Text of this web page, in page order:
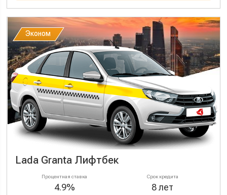
Эконом
Эконом
Lada Granta Лифтбек
Процентная ставка
4.9%
Срок кредита
8 лет